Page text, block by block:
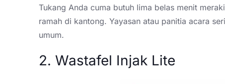
Tukang Anda cuma butuh lima belas menit
ramah di kantong. Yayasan atau panitia acara
umum.
2. Wastafel Injak Lite